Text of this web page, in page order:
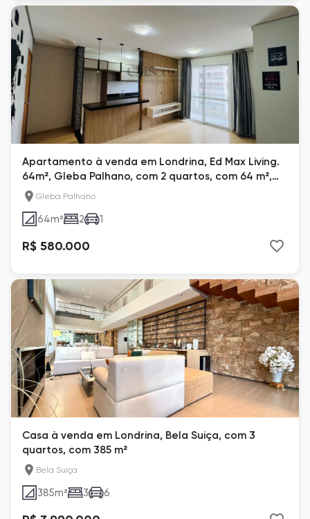
Apartamento à venda em Londrina, Ed Max Living.
64m², Gleba Palhano, com 2 quartos, com 64 m²,
Max Living
Gleba Palhano
64m² 2 1
R$ 580.000
Casa à venda em Londrina, Bela Suiça, com 3
quartos, com 385 m²
Bela Suiça
385m² 3 6